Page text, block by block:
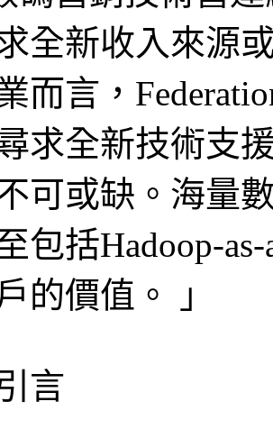
全新收入來源
而言，
求全新技術支
可或缺。海量
包括Hadoop-
的價值。 」
言